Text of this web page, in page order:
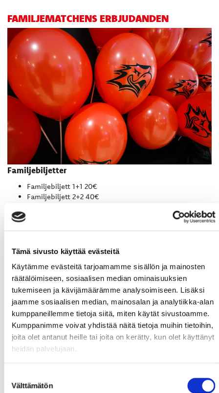
Tämä sivusto käyttää evästeitä
Käytämme evästeitä tarjoamamme sisällön ja mainosten
räätälöimiseen, sosiaalisen median ominaisuuksien
tukemiseen ja kävijämäärämme analysoimiseen. Lisäksi
jaamme sosiaalisen median, mainosalan ja analytiikka-alan
kumppaneillemme tietoja siitä, miten käytät sivustoamme.
Kumppanimme voivat yhdistää näitä tietoja muihin tietoihin,
joita olet antanut heille tai joita on kerätty, kun olet käyttänyt
heidän palvelujaan.
valinta
Välttämätön
FAMILJEMATCHENS ERBJUDANDEN
Familjebiljetter
Familjebiljett 1+1 20€
Familjebiljett 2+2 40€
Familjebiljetterna kan också köpas via SportShopen
och vid ishallens biljettlucka.
Biljett typ: Silver D2+D3/Bronze/Box Seat
Kioskerbjudanden
Popcorn (liten) + limsa: 5€
Korv + saft: 3€
Erbjudande, supporterprodukter
Barnhalsduk + Sport flagga: 15€
KL. 17:00. VÄLKOMMEN!